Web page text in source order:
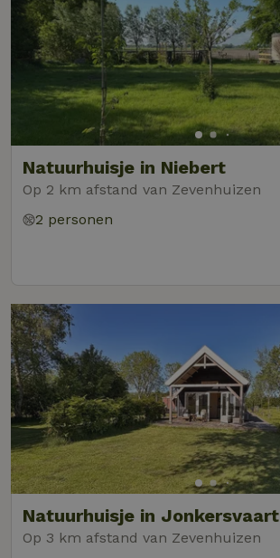
Natuurhuisje in Niebert
Op 2 km afstand van Zevenhuizen
2 personen
Natuurhuisje in Jonkersvaart
Op 3 km afstand van Zevenhuizen